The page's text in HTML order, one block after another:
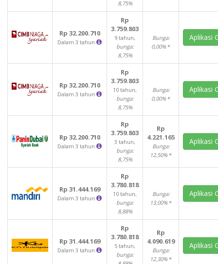
8,75%
Rp 32.200.710
Dalam 3 tahun
Rp
3.759.803
9 tahun,
bunga:
8,75%
Bunga:
0,00% *
Aplikasi
Rp 32.200.710
Dalam 3 tahun
Rp
3.759.803
10 tahun,
bunga:
8,75%
Bunga:
0,00% *
Aplikasi
Rp 32.200.710
Dalam 3 tahun
Rp
3.759.803
3 tahun,
bunga:
8,75%
Rp
4.221.165
Bunga:
12,50% *
Aplikasi
Rp 31.444.169
Dalam 3 tahun
Rp
3.780.818
10 tahun,
bunga:
8,88%
Bunga:
13,00% *
Aplikasi
Rp 31.444.169
Dalam 3 tahun
Rp
3.780.818
5 tahun,
bunga:
Rp
4.090.619
Bunga:
12,30% *
Aplikasi